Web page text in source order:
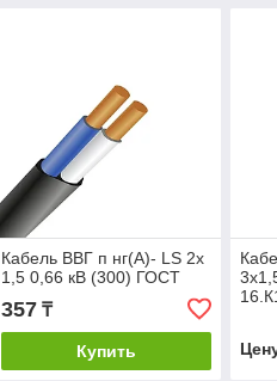
Кабель ВВГ п нг(А)- LS 2х
1,5 0,66 кВ (300) ГОСТ
357₸
Купить